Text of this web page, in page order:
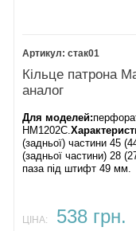
стак01
Кільце патрона
аналог
Для моделей:
HM1202C.
(задньої) частини 45
(задньої частини) 28
паза під штифт 49 мм.
ЦІНА: 538 грн.